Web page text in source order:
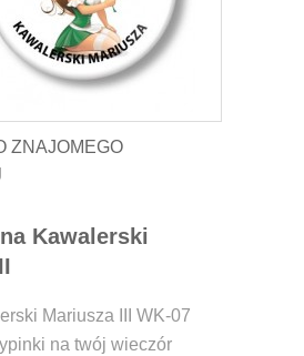
ZNAJOMEGO
Kawalerski
Mariusza III WK-07
na twój wieczór